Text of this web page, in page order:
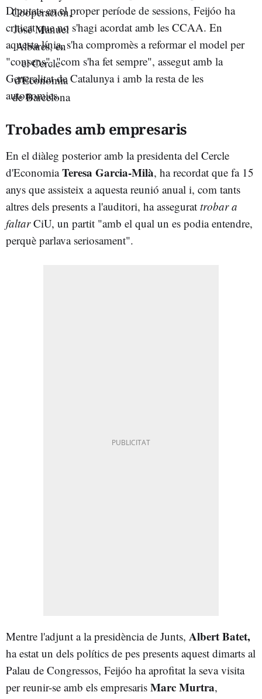
Diputats en el proper període de sessions, Feijóo ha
criticat que no s'hagi acordat amb les CCAA. En
aquesta línia, s'ha compromès a reformar el model per
"consens", "com s'ha fet sempre", assegut amb la
Generalitat de Catalunya i amb la resta de les
autonomies.
Trobades amb empresaris
En el diàleg posterior amb la presidenta del Cercle
d'EconomiaTeresa Garcia-Milà, ha recordat que fa 15
anys que assisteix a aquesta reunió anual i, com tants
altres dels presents a l'auditori, ha assegurat trobar a
faltarCiU, un partit "amb el qual un es podia entendre,
perquè parlava seriosament".
Mentre l'adjunt a la presidència de Junts, Albert Batet,
ha estat un dels polítics de pes presents aquest dimarts al
Palau de Congressos, Feijóo ha aprofitat la seva visita
per reunir-se amb els empresaris Marc Murtra,